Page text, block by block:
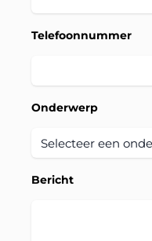
Telefoonnummer
Onderwerp
Bericht